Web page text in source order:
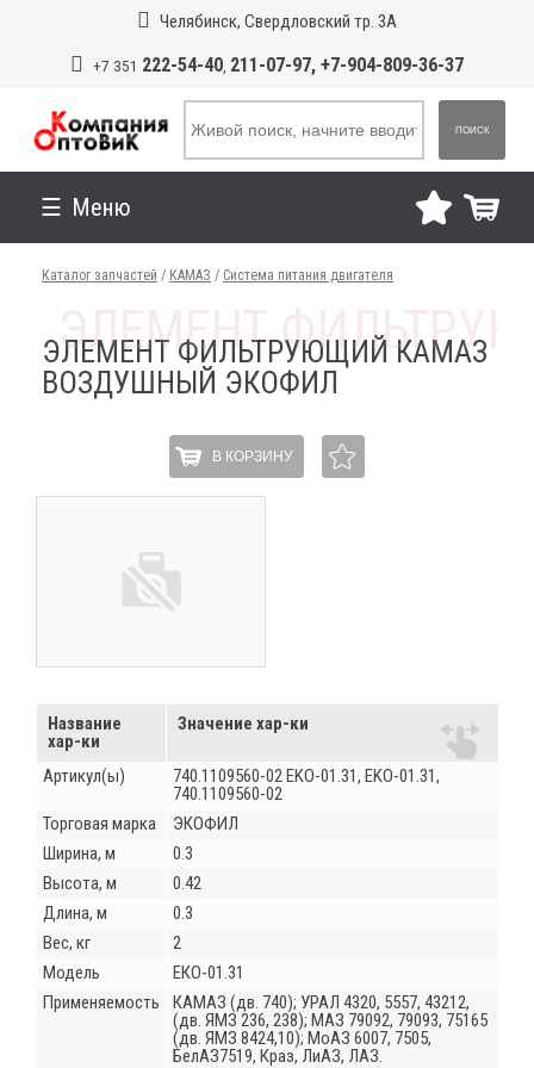
Челябинск, Свердловский тр. 3А
+7 351 222-54-40, 211-07-97, +7-904-809-36-37
ПОИСК
Меню
Каталог запчастей / КАМАЗ / Система питания двигателя
ЭЛЕМЕНТ ФИЛЬТРУЮЩИЙ КАМАЗ
ВОЗДУШНЫЙ ЭКОФИЛ
В КОРЗИНУ
Название
хар-ки
Значение хар-ки
Артикул(ы)
740.1109560-02 EKO-01.31, EKO-01.31,
740.1109560-02
Торговая марка
ЭКОФИЛ
Ширина, м
0.3
Высота, м
0.42
Длина, м
0.3
Вес, кг
2
Модель
ЕКО-01.31
Применяемость
КАМАЗ (дв. 740); УРАЛ 4320, 5557, 43212,
(дв. ЯМЗ 236, 238); МАЗ 79092, 79093, 75165
(дв. ЯМЗ 8424,10); МоАЗ 6007, 7505,
БелАЗ7519, Краз, ЛиАЗ, ЛАЗ.